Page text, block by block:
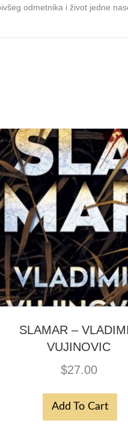
odmetnika i život jedne
SLAMAR –
VUJINOVIC
$27.00
Add To Cart